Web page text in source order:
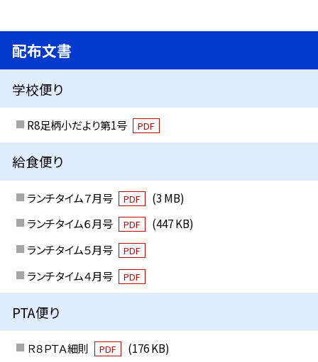
配布文書
学校便り
R8足柄小だより第1号 PDF
給食便り
ランチタイム７月号 PDF
(3 MB)
ランチタイム６月号
PDF
(447 KB)
ランチタイム５月号
PDF
ランチタイム４月号 PDF
PTA便り
Ｒ８ＰＴＡ細則 PDF
(176 KB)